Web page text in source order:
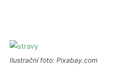
Ilustrační foto: Pixabay.com